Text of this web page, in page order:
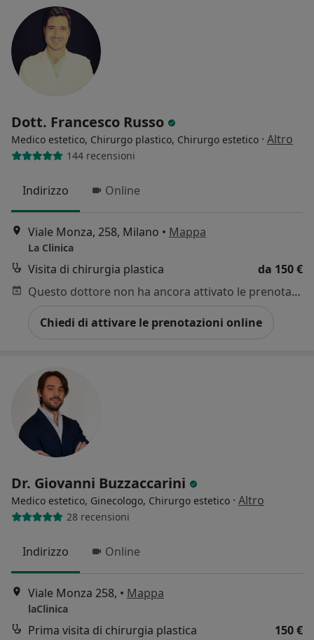
Dott. Francesco Russo
Medico estetico, Chirurgo plastico, Chirurgo estetico · Altro
144 recensioni
Indirizzo Online
Viale Monza, 258, Milano • Mappa
La Clinica
Visita di chirurgia plastica
da 150 €
Questo dottore non ha ancora attivato le prenotazioni online presso questo indirizzo.
Chiedi di attivare le prenotazioni online
Dr. Giovanni Buzzaccarini
Medico estetico, Ginecologo, Chirurgo estetico · Altro
28 recensioni
Indirizzo Online
Viale Monza 258, • Mappa
laClinica
Prima visita di chirurgia plastica 150 €